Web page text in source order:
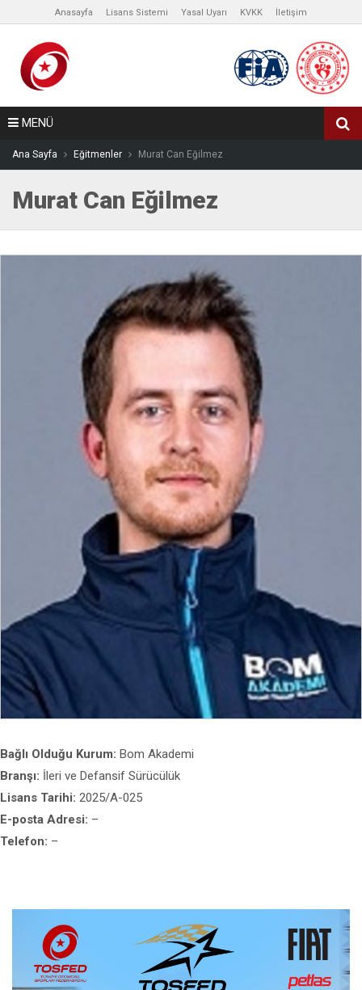
Anasayfa Lisans Sistemi Yasal Uyarı KVKK İletişim
MENÜ
Ana Sayfa Eğitmenler Murat Can Eğilmez
Murat Can Eğilmez
Bağlı Olduğu Kurum: Bom Akademi
Branşı: İleri ve Defansif Sürücülük
Lisans Tarihi: 2025/A-025
E-posta Adresi: –
Telefon: –